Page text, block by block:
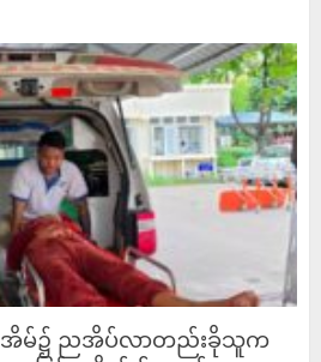
အိမ်၌ ညအိပ်လာတည်းခိုသူက